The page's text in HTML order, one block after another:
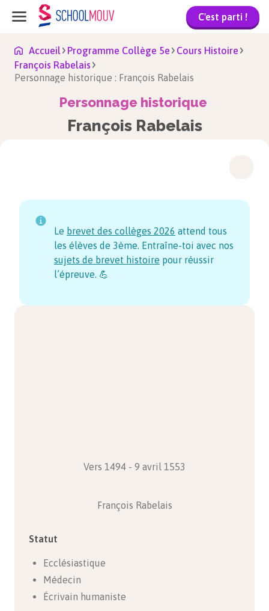
C'est parti !
Accueil Programme Collège 5e
Cours Histoire
François Rabelais
Personnage historique : François Rabelais
Personnage historique
François Rabelais
Le brevet des collèges 2026 attend tous
les élèves de 3ème. Entraîne-toi avec nos
sujets de brevet histoire pour réussir
l’épreuve. 💪
Vers 1494 - 9 avril 1553
François Rabelais
Statut
Ecclésiastique
Médecin
Écrivain humaniste